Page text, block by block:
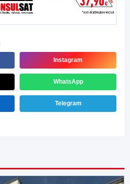
Instagram
WhatsApp
Telegram